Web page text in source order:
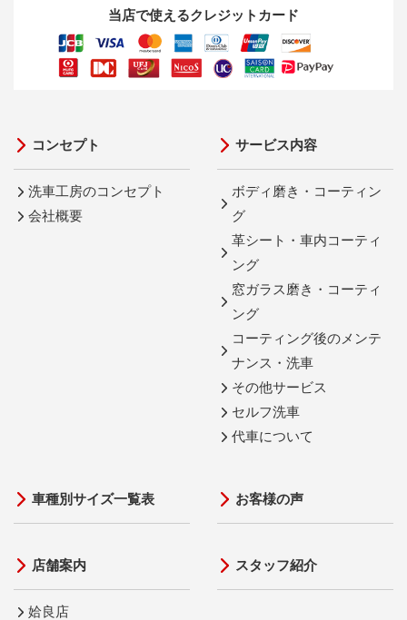
当店で使えるクレジットカード
コンセプト
洗車工房のコンセプト
会社概要
サービス内容
ボディ磨き・コーティン
グ
革シート・車内コーティ
ング
窓ガラス磨き・コーティ
ング
コーティング後のメンテ
ナンス・洗車
その他サービス
セルフ洗車
代車について
車種別サイズ一覧表
店舗案内
姶良店
お客様の声
スタッフ紹介